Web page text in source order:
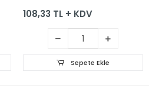
108,33 TL + KDV
Sepete Ekle